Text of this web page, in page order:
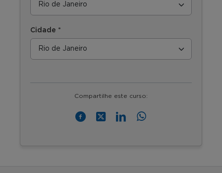
Cidade *
Compartilhe este curso: